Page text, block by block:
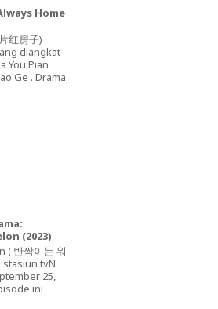
Home
红房子)
diangkat
You Pian
Ge . Drama
(2023)
( 반짝이는 워
stasiun tvN
25,
ini